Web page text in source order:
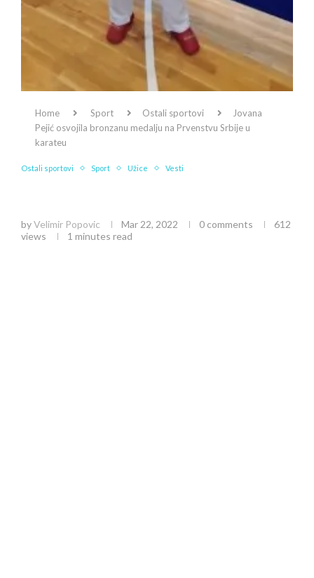
Home Sport Ostali sportovi
Jovana
Pejić osvojila bronzanu medalju na Prvenstvu Srbije u
karateu
Ostali sportovi Sport Užice Vesti
byVelimir Popovic Mar 22, 2022 0 comments
612
views
1 minutes read